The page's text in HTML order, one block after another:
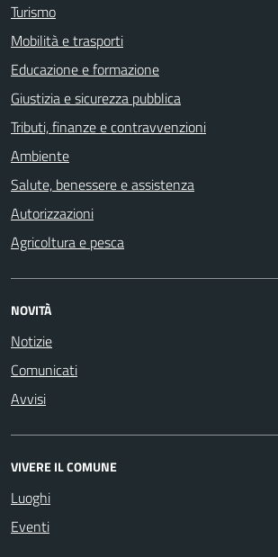
Turismo
Mobilità e trasporti
Educazione e formazione
Giustizia e sicurezza pubblica
Tributi, finanze e contravvenzioni
Ambiente
Salute, benessere e assistenza
Autorizzazioni
Agricoltura e pesca
NOVITÀ
Notizie
Comunicati
Avvisi
VIVERE IL COMUNE
Luoghi
Eventi